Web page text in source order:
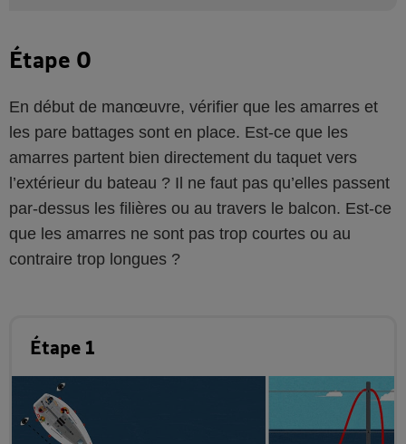
Étape 0
En début de manœuvre, vérifier que les amarres et
les pare battages sont en place. Est-ce que les
amarres partent bien directement du taquet vers
l’extérieur du bateau ? Il ne faut pas qu’elles passent
par-dessus les filières ou au travers le balcon. Est-ce
que les amarres ne sont pas trop courtes ou au
contraire trop longues ?
Étape 1